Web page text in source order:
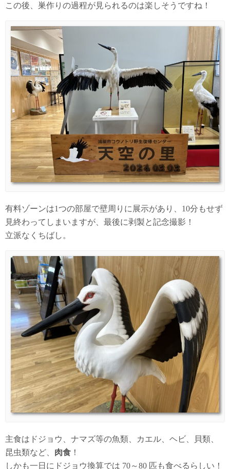
この後、巣作りの過程が見られるのは楽しそうですね！
有料ゾーンは1つの部屋で壁周りに展示があり、10分もせず
見終わってしまいますが、最後に剥製と記念撮影！
立派なくちばし。
主食はドジョウ、ナマズ等の魚類、カエル、ヘビ、貝類、
昆虫類など、 肉食 ！
しかも一日にドジョウ換算では 70～80 匹も食べるらしい！